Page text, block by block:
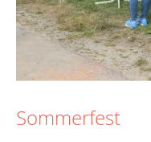
Sommerfest